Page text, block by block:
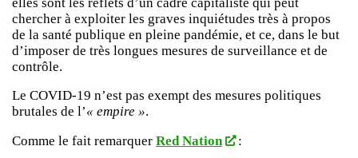
chercher à exploiter les graves inquiétudes très à propos
de la santé publique en pleine pandémie, et ce, dans le but
d’imposer de très longues mesures de surveillance et de
contrôle.
Le COVID-19 n’est pas exempt des mesures politiques
brutales de l’« empire ».
Comme le fait remarquer Red Nation
: